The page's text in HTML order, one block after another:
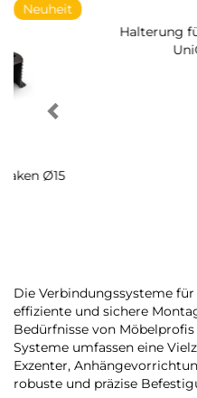
Halterung für Halterung
Die Verbindungssysteme für
effiziente und sichere
Bedürfnisse von
Systeme umfassen eine
Exzenter,
robuste und präzise